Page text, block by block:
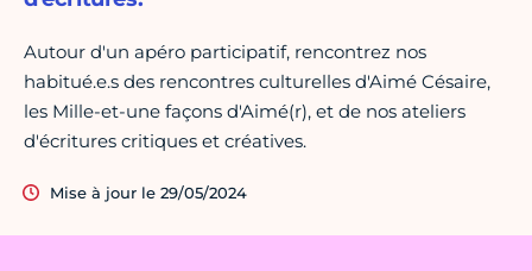
Autour d'un apéro participatif, rencontrez nos
habitué.e.s des rencontres culturelles d'Aimé Césaire,
les Mille-et-une façons d'Aimé(r), et de nos ateliers
d'écritures critiques et créatives.
Mise à jour le 29/05/2024